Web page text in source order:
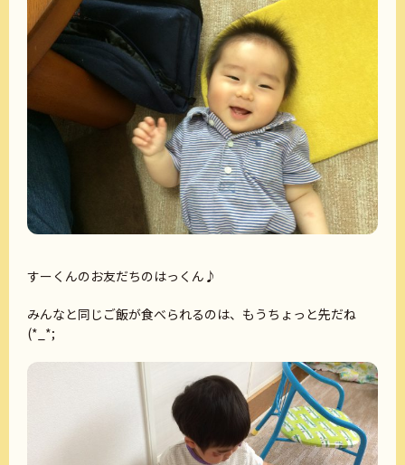
すーくんのお友だちのはっくん♪
みんなと同じご飯が食べられるのは、もうちょっと先だね
(*_*;